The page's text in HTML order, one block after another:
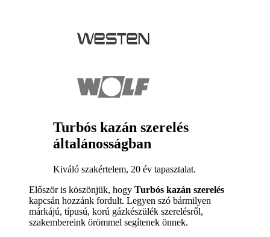
Turbós kazán szerelés
általánosságban
Kiváló szakértelem, 20 év tapasztalat.
Először is köszönjük, hogy Turbós kazán szerelés
kapcsán hozzánk fordult. Legyen szó bármilyen
márkájú, típusú, korú gázkészülék szerelésről,
szakembereink örömmel segítenek önnek.